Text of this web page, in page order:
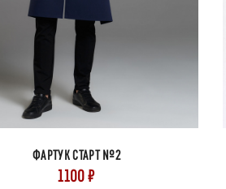
ФАРТУК СТАРТ №2
1100 ₽